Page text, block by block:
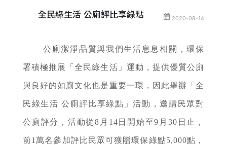
全民綠生活 公廁評比享綠點 2020-08-14
公廁潔淨品質與我們生活息息相關，環保
署積極推展「全民綠生活」運動，提供優質公廁
與良好的如廁文化也是重要一環，因此舉辦「全
民綠生活 公廁評比享綠點」活動，邀請民眾對
公廁評分，活動從8月14日開始至9月30日止，
前1萬名參加評比民眾可獲贈環保綠點5,000點，